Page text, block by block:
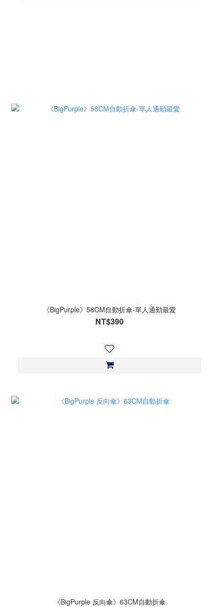
《BigPurple》58CM自動折傘-單人通勤最愛
NT$390
《BigPurple 反向傘》63CM自動折傘